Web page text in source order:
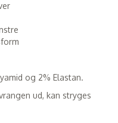
og 2% Elastan.
ud, kan stryges